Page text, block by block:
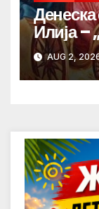
Илија
AUG 2,